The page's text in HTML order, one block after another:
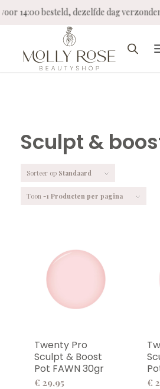
voor 14:00 besteld, dezelfde
Sculpt &
Sorteer op Standaard
Toon -1 Producten per pagina
Twenty Pro
Sculpt & Boost
Pot FAWN 30gr
€ 29,95 €